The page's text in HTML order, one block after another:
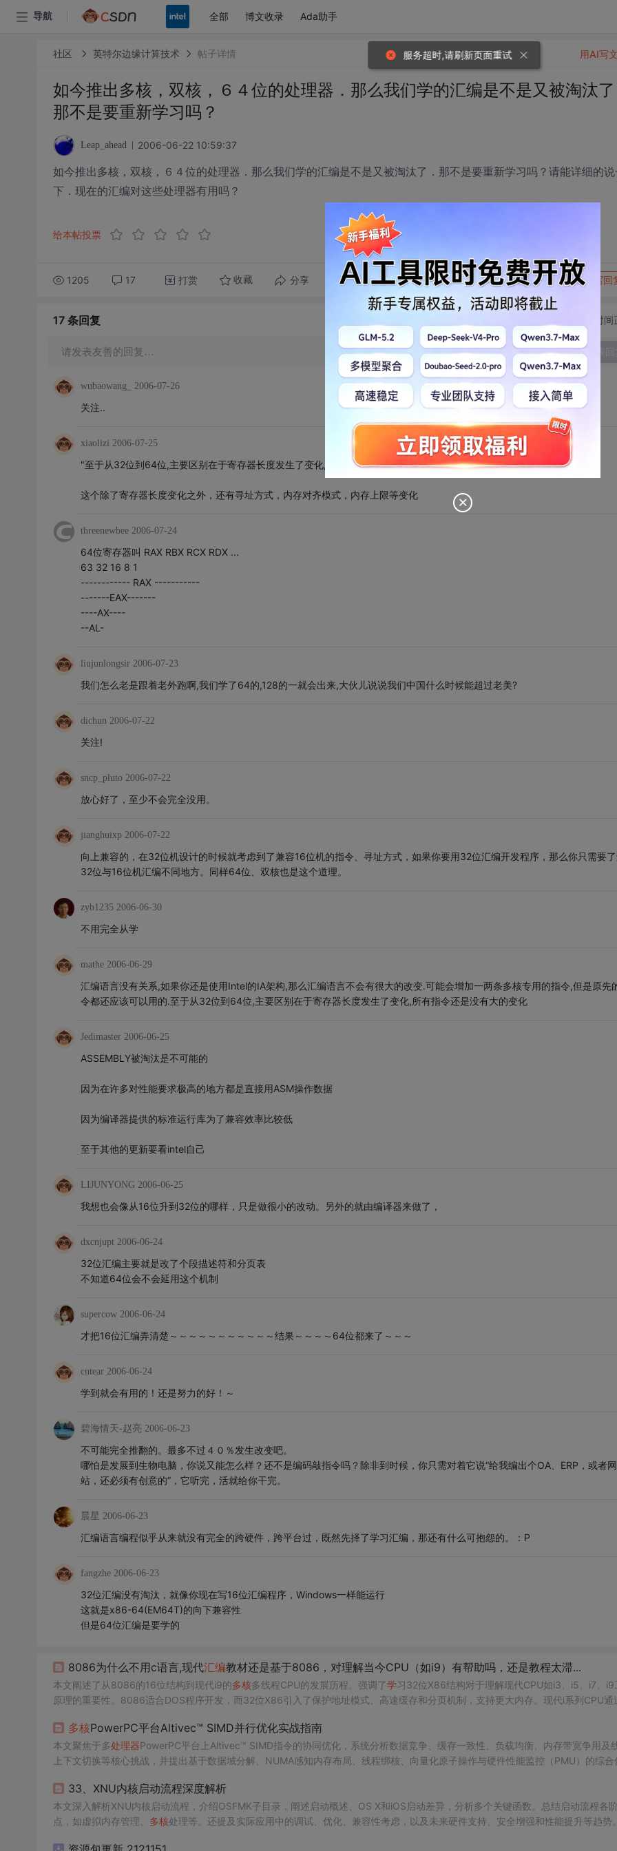
导航 全部 博文收录 Ada助手
社区 英特尔边缘计算技术 帖子详情
如今推出多核，双核，６４位的处理器．那么我们学的汇编是不是又被淘汰
那不是要重新学习吗？
Leap_ahead 2006-06-22 10:59:37
如今推出多核，双核，６４位的处理器．那么我们学的汇编是不是又被淘汰了．那不是要重新学习吗？请能详细的说
下．现在的汇编对这些处理器有用吗？
给本帖投票
1205 17 打赏 收藏 分享 转发到动态 举报 写回
用AI写
17 条回复 切换为时间
请发表友善的回复…
wubaowang_ 2006-07-26
关注..
xiaolizi 2006-07-25
"至于从32位到64位,主要区别在于寄存器长度发生了变化,所有指令还是没有大的变化"
这个除了寄存器长度变化之外，还有寻址方式，内存对齐模式，内存上限等变化
threenewbee 2006-07-24
64位寄存器叫 RAX RBX RCX RDX ...
63 32 16 8 1
------------ RAX -----------
-------EAX-------
----AX----
--AL-
liujunlongsir 2006-07-23
我们怎么老是跟着老外跑啊,我们学了64的,128的一就会出来,大伙儿说说我们中国什么时候能超过老美?
dichun 2006-07-22
关注!
sncp_pluto 2006-07-22
放心好了，至少不会完全没用。
jianghuixp 2006-07-22
向上兼容的，在32位机设计的时候就考虑到了兼容16位机的指令、寻址方式，如果你要用32位汇编开发程序，那么你只需要
32位与16位机汇编不同地方。同样64位、双核也是这个道理。
zyb1235 2006-06-30
不用完全从学
mathe 2006-06-29
汇编语言没有关系,如果你还是使用Intel的IA架构,那么汇编语言不会有很大的改变.可能会增加一两条多核专用的指令,但是原先
令都还应该可以用的.至于从32位到64位,主要区别在于寄存器长度发生了变化,所有指令还是没有大的变化
Jedimaster 2006-06-25
ASSEMBLY被淘汰是不可能的
因为在许多对性能要求极高的地方都是直接用ASM操作数据
因为编译器提供的标准运行库为了兼容效率比较低
至于其他的更新要看intel自己
LIJUNYONG 2006-06-25
我想也会像从16位升到32位的哪样，只是做很小的改动。另外的就由编译器来做了，
dxcnjupt 2006-06-24
32位汇编主要就是改了个段描述符和分页表
不知道64位会不会延用这个机制
supercow 2006-06-24
才把16位汇编弄清楚～～～～～～～～～～～结果～～～～64位都来了～～～
cntear 2006-06-24
学到就会有用的！还是努力的好！～
碧海情天-赵亮 2006-06-23
不可能完全推翻的。最多不过４０％发生改变吧。
哪怕是发展到生物电脑，你说又能怎么样？还不是编码敲指令吗？除非到时候，你只需对着它说“给我编出个OA、ERP，或者网
站，还必须有创意的”，它听完，活就给你干完。
晨星 2006-06-23
汇编语言编程似乎从来就没有完全的跨硬件，跨平台过，既然先择了学习汇编，那还有什么可抱怨的。：P
fangzhe 2006-06-23
32位汇编没有淘汰，就像你现在写16位汇编程序，Windows一样能运行
这就是x86-64(EM64T)的向下兼容性
但是64位汇编是要学的
8086为什么不用c语言,现代汇编教材还是基于8086，对理解当今CPU（如i9）有帮助吗，还是教程太滞...
本文阐述了从8086的16位结构到现代i9的多核多线程CPU的发展历程。强调了学习32位X86结构对于理解现代CPU如i3、i5、i7、i9
原理的重要性。8086适合DOS程序开发，而32位X86引入了保护地址模式、高速缓存和分页机制，支持更大内存。现代i系列CPU通
多核PowerPC平台Altivec™ SIMD并行优化实战指南
本文聚焦于多处理器PowerPC平台上Altivec™ SIMD指令的协同优化，系统分析数据竞争、缓存一致性、负载均衡、内存带宽争用及
上下文切换等核心挑战，并提出基于数据域分解、NUMA感知内存布局、线程绑核、向量化原子操作与硬件性能监控（PMU）的综合
33、XNU内核启动流程深度解析
本文深入解析XNU内核启动流程，介绍OSFMK子目录，阐述启动概述、OS X和iOS启动差异，分析多个关键函数。总结启动流程各
点，如虚拟内存管理、 多核处理等。还提及实际应用中的调试、优化、兼容性考虑，以及未来硬件支持、安全增强和性能提升等趋势
服务超时,请刷新页面重试